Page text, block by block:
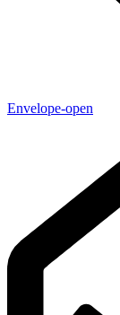
Envelope-open